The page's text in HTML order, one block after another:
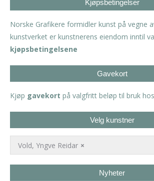
Kjøpsbetingelser
Norske Grafikere formidler kunst på vegne
kunstverket er kunstnerens eiendom inntil
kjøpsbetingelsene
Gavekort
Kjøp gavekort på valgfritt beløp til bruk
Velg kunstner
×
Vold, Yngve Reidar
Nyheter